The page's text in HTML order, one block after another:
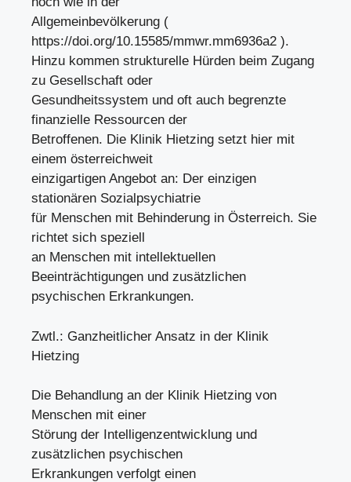
Allgemeinbevölkerung (
https://doi.org/10.15585/mmwr.mm6936a2 ).
Hinzu kommen strukturelle Hürden beim Zugang
zu Gesellschaft oder
Gesundheitssystem und oft auch begrenzte
finanzielle Ressourcen der
Betroffenen. Die Klinik Hietzing setzt hier mit
einem österreichweit
einzigartigen Angebot an: Der einzigen
stationären Sozialpsychiatrie
für Menschen mit Behinderung in Österreich. Sie
richtet sich speziell
an Menschen mit intellektuellen
Beeinträchtigungen und zusätzlichen
psychischen Erkrankungen.
Zwtl.: Ganzheitlicher Ansatz in der Klinik
Hietzing
Die Behandlung an der Klinik Hietzing von
Menschen mit einer
Störung der Intelligenzentwicklung und
zusätzlichen psychischen
Erkrankungen verfolgt einen